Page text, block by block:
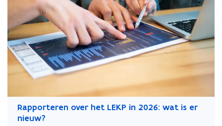
Rapporteren over het LEKP in 2026: wat is er
nieuw?